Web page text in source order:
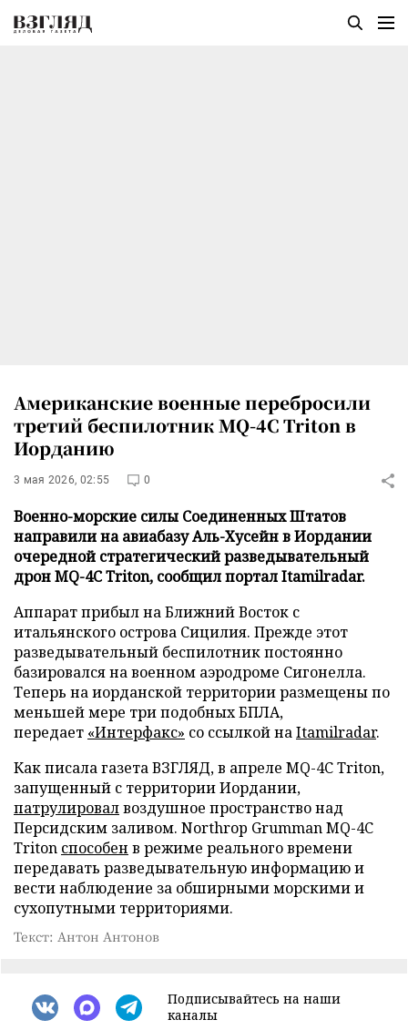
Американские военные перебросили
третий беспилотник MQ-4C Triton в
Иорданию
3 мая 2026, 02:55 0
Военно-морские силы Соединенных Штатов
направили на авиабазу Аль-Хусейн в Иордании
очередной стратегический разведывательный
дрон MQ-4C Triton, сообщил портал Itamilradar.
Аппарат прибыл на Ближний Восток с
итальянского острова Сицилия. Прежде этот
разведывательный беспилотник постоянно
базировался на военном аэродроме Сигонелла.
Теперь на иорданской территории размещены по
меньшей мере три подобных БПЛА,
передает «Интерфакс» со ссылкой наItamilradar.
Как писала газета ВЗГЛЯД, в апреле MQ-4C Triton,
запущенный с территории Иордании,
патрулировалвоздушное пространство над
Персидским заливом. Northrop Grumman MQ-4C
Triton способен в режиме реального времени
передавать разведывательную информацию и
вести наблюдение за обширными морскими и
сухопутными территориями.
Текст: Антон Антонов
Подписывайтесь на наши
каналы